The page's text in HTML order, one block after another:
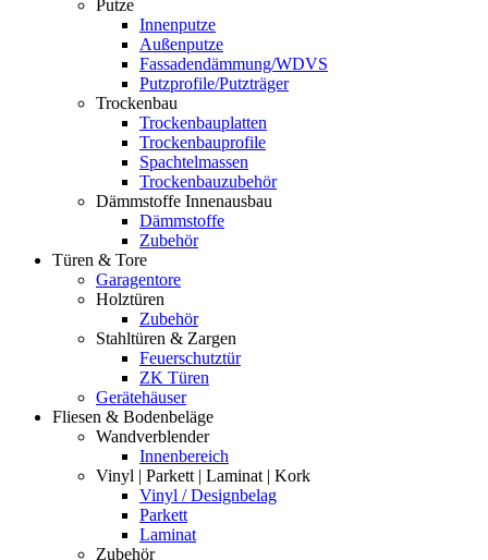
Putze
Innenputze
Außenputze
Fassadendämmung/WDVS
Putzprofile/Putzträger
Trockenbau
Trockenbauplatten
Trockenbauprofile
Spachtelmassen
Trockenbauzubehör
Dämmstoffe Innenausbau
Dämmstoffe
Zubehör
Türen & Tore
Garagentore
Holztüren
Zubehör
Stahltüren & Zargen
Feuerschutztür
ZK Türen
Gerätehäuser
Fliesen & Bodenbeläge
Wandverblender
Innenbereich
Vinyl | Parkett | Laminat | Kork
Vinyl / Designbelag
Parkett
Laminat
Zubehör